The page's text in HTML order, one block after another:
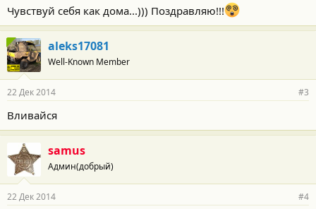
Чувствуй себя как дома...))) Поздравляю!!!
aleks17081
Well-Known Member
22 Дек 2014 #3
Вливайся
samus
Админ(добрый)
22 Дек 2014 #4